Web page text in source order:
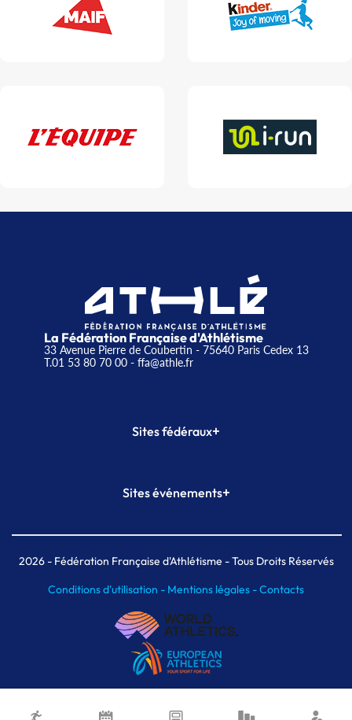
La Fédération Française d'Athlétisme
33 Avenue Pierre de Coubertin - 75640 Paris Cedex 13
T.01 53 80 70 00- ffa@athle.fr
Sites fédéraux+
Plateforme Formation
Sites événements+
Meeting de Paris indoor
MAIF Ekiden de Paris
2026- Fédération Française d'Athlétisme - Tous Droits Réservés
Conditions d'utilisation - Mentions légales -Contacts